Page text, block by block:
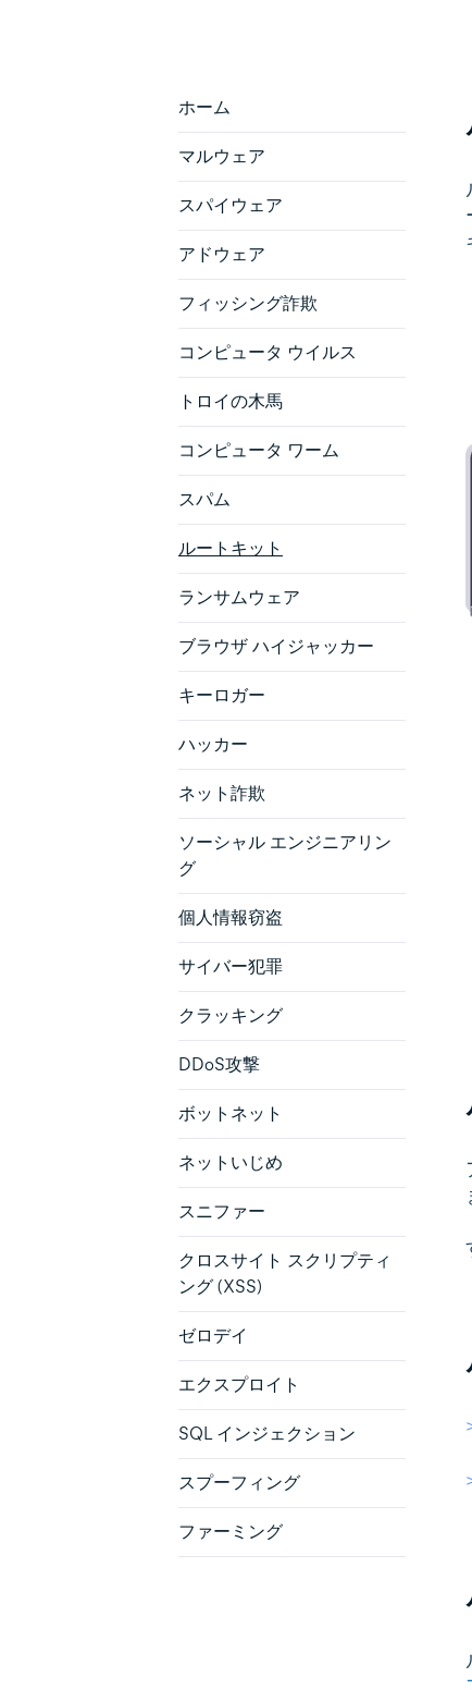
ホーム
マルウェア
スパイウェア
アドウェア
フィッシング詐欺
コンピュータ ウイルス
トロイの木馬
コンピュータ ワーム
スパム
ルートキット
ランサムウェア
ブラウザ ハイジャッカー
キーロガー
ハッカー
ネット詐欺
ソーシャル エンジニアリン
グ
個人情報窃盗
サイバー犯罪
クラッキング
DDoS攻撃
ボットネット
ネットいじめ
スニファー
クロスサイト スクリプティ
ング (XSS)
ゼロデイ
エクスプロイト
SQL インジェクション
スプーフィング
ファーミング